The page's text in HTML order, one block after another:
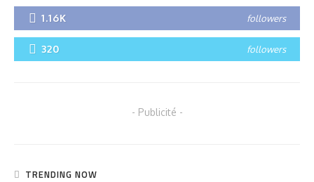
1.16K followers
320 followers
- Publicité -
TRENDING NOW